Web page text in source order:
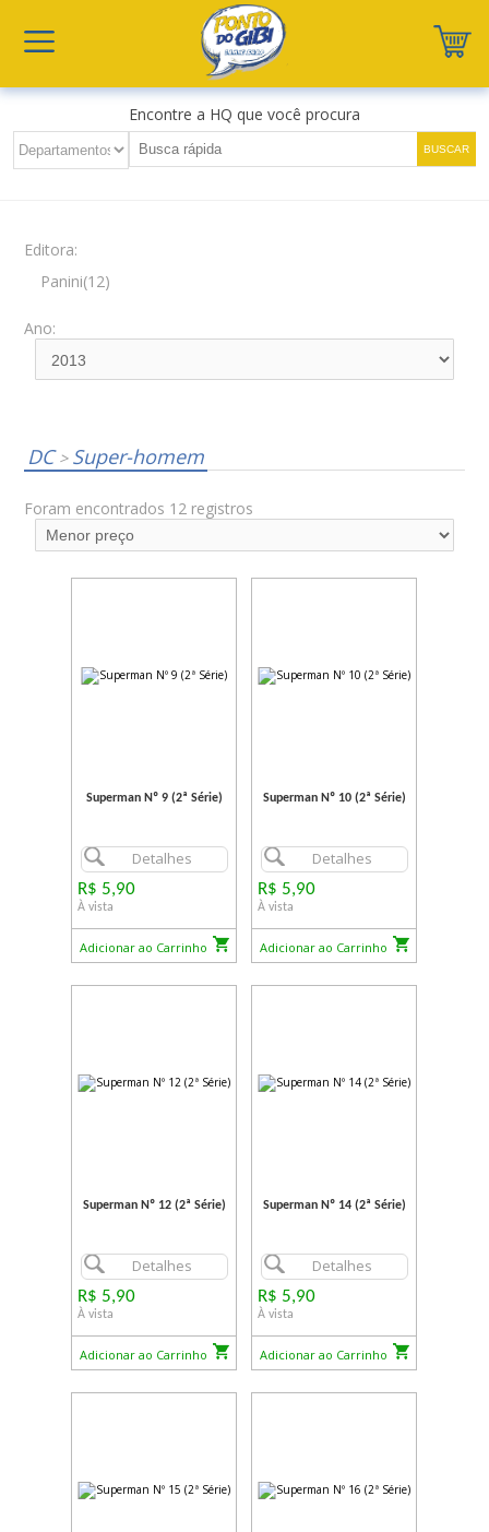
Encontre a HQ que você procura
Editora:
Panini(12)
Ano:
DC> Super-homem
Foram encontrados 12 registros
Superman Nº 9 (2ª Série)
Detalhes
R$ 5,90
À vista
Adicionar ao Carrinho
Superman Nº 10 (2ª Série)
Detalhes
R$ 5,90
À vista
Adicionar ao Carrinho
Superman Nº 12 (2ª Série)
Detalhes
R$ 5,90
À vista
Adicionar ao Carrinho
Superman Nº 14 (2ª Série)
Detalhes
R$ 5,90
À vista
Adicionar ao Carrinho